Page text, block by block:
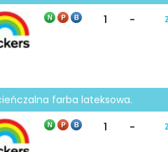
1 -
farba lateksowa.
1 -